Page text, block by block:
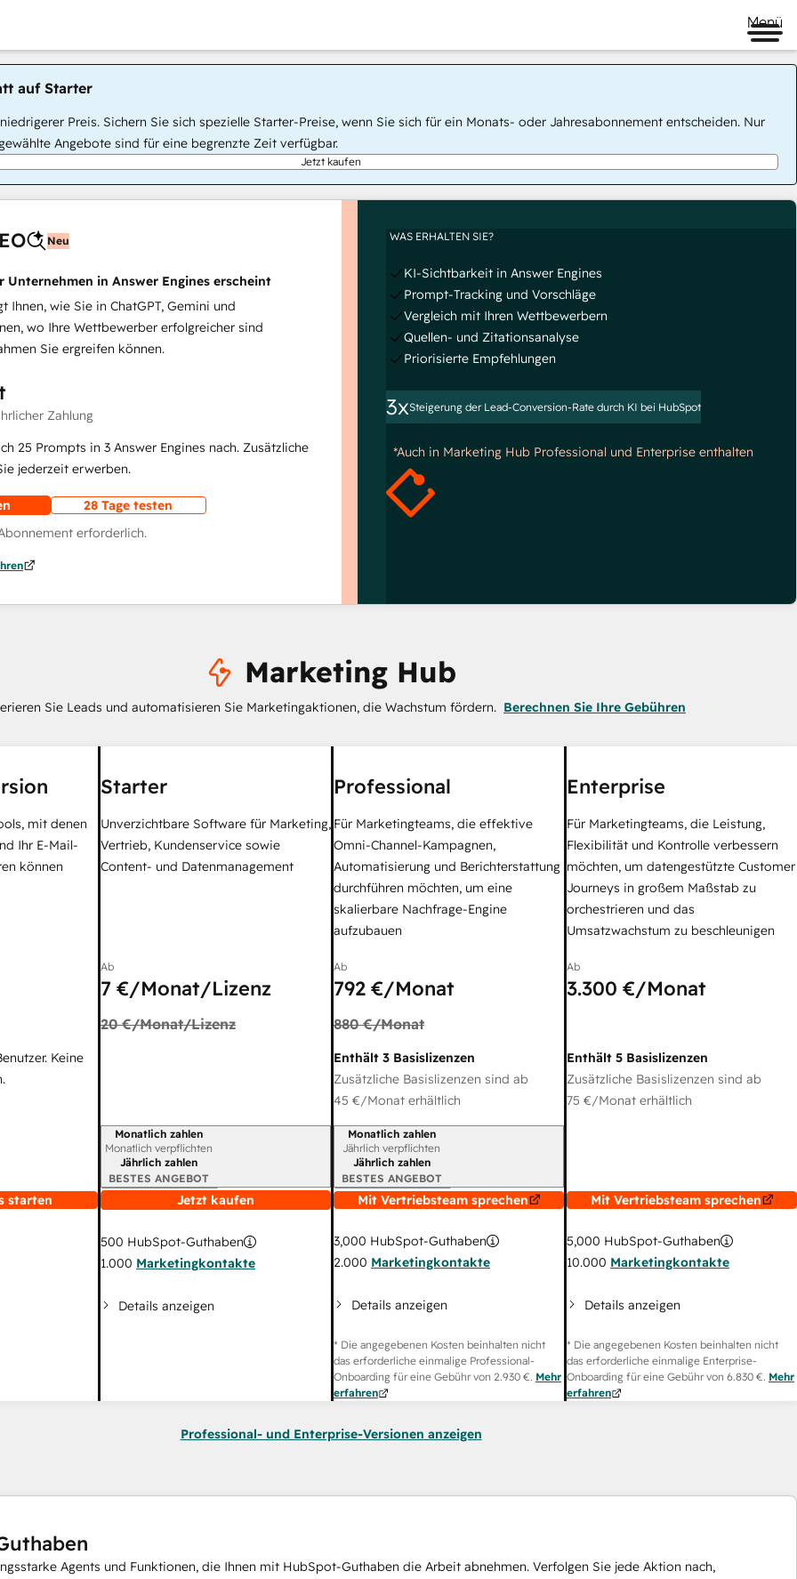
Menü
auf Starter
Preis. Sichern Sie sich spezielle Starter-Preise, wenn Sie sich für ein Monats- oder Jahresabonnement entscheiden. Nur
Angebote sind für eine begrenzte Zeit verfügbar.
Jetzt kaufen
Neu
Unternehmen in Answer Engines erscheint
Ihnen, wie Sie in ChatGPT, Gemini und
wo Ihre Wettbewerber erfolgreicher sind
Sie ergreifen können.
Zahlung
25 Prompts in 3 Answer Engines nach. Zusätzliche
jederzeit erwerben.
28 Tage testen
erforderlich.
WAS ERHALTEN SIE?
KI-Sichtbarkeit in Answer Engines
Prompt-Tracking und Vorschläge
Vergleich mit Ihren Wettbewerbern
Quellen- und Zitationsanalyse
Priorisierte Empfehlungen
3xSteigerung der Lead-Conversion-Rate durch KI bei HubSpot
*Auch in Marketing Hub Professional und Enterprise enthalten
Marketing Hub
Sie Leads und automatisieren Sie Marketingaktionen, die Wachstum fördern. Berechnen Sie Ihre Gebühren
mit denen
Ihr E-Mail-
können
Keine
starten
Starter
Unverzichtbare Software für Marketing,
Vertrieb, Kundenservice sowie
Content- und Datenmanagement
Ab
7 €/Monat/Lizenz
20 €/Monat/Lizenz
Abrechnungszeitraum
Monatlich zahlen
Monatlich verpflichten
Jährlich zahlen
BESTES ANGEBOT
Jetzt kaufen
500 HubSpot-Guthaben
1.000 Marketingkontakte
Details anzeigen
Professional
Für Marketingteams, die effektive
Omni-Channel-Kampagnen,
Automatisierung und Berichterstattung
durchführen möchten, um eine
skalierbare Nachfrage-Engine
aufzubauen
Ab
792 €/Monat
880 €/Monat
Enthält 3 Basislizenzen
Zusätzliche Basislizenzen sind ab
45 €/Monat erhältlich
Abrechnungszeitraum
Monatlich zahlen
Jährlich verpflichten
Jährlich zahlen
BESTES ANGEBOT
Mit Vertriebsteam sprechen
3,000 HubSpot-Guthaben
2.000 Marketingkontakte
Details anzeigen
* Die angegebenen Kosten beinhalten nicht
das erforderliche einmalige Professional-
Onboarding für eine Gebühr von 2.930 €. Mehr
erfahren
Enterprise
Für Marketingteams, die Leistung,
Flexibilität und Kontrolle verbessern
möchten, um datengestützte Customer
Journeys in großem Maßstab zu
orchestrieren und das
Umsatzwachstum zu beschleunigen
Ab
3.300 €/Monat
Enthält 5 Basislizenzen
Zusätzliche Basislizenzen sind ab
75 €/Monat erhältlich
Mit Vertriebsteam sprechen
5,000 HubSpot-Guthaben
10.000 Marketingkontakte
Details anzeigen
* Die angegebenen Kosten beinhalten nicht
das erforderliche einmalige Enterprise-
Onboarding für eine Gebühr von 6.830 €. Mehr
erfahren
Professional- und Enterprise-Versionen anzeigen
Agents und Funktionen, die Ihnen mit HubSpot-Guthaben die Arbeit abnehmen. Verfolgen Sie jede Aktion nach,